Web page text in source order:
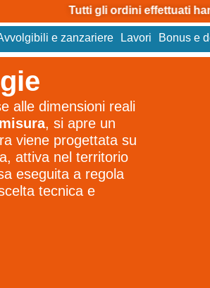
Tutti gli ordini effettuati hanno
e zanzariere Lavori Bonus e
alle dimensioni reali
, si apre un
viene progettata su
attiva nel territorio
eseguita a regola
tecnica e